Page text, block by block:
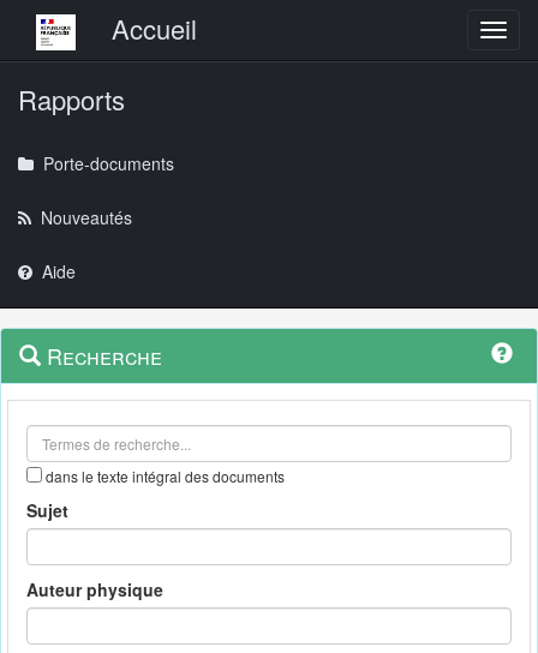
Menu principalAccueil
Rapports
Porte-documents
Nouveautés
Aide
Navigation
outils
Menu
contextuel
Recherche
dans le texte intégral des documents
Sujet
Auteur physique